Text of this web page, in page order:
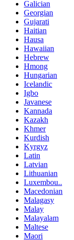
Galician
Georgian
Gujarati
Haitian
Hausa
Hawaiian
Hebrew
Hmong
Hungarian
Icelandic
Igbo
Javanese
Kannada
Kazakh
Khmer
Kurdish
Kyrgyz
Latin
Latvian
Lithuanian
Luxembou..
Macedonian
Malagasy
Malay
Malayalam
Maltese
Maori